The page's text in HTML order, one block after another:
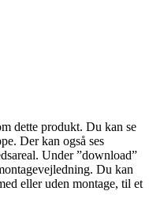
dette produkt. Du kan se
Der kan også ses
Under ”download”
Du kan
eller uden montage, til et